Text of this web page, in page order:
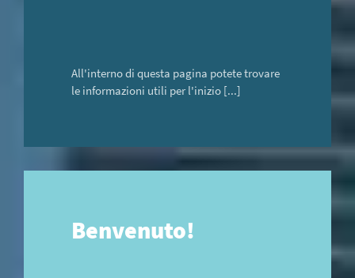
All'interno di questa pagina potete trovare
le informazioni utili per l'inizio [...]
Benvenuto!